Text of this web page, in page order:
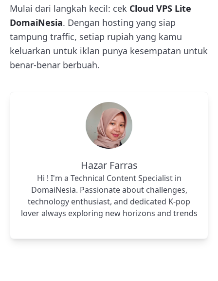
Mulai dari langkah kecil: cek Cloud VPS Lite
DomaiNesia. Dengan hosting yang siap
tampung traffic, setiap rupiah yang kamu
keluarkan untuk iklan punya kesempatan untuk
benar-benar berbuah.
Hazar Farras
Hi ! I'm a Technical Content Specialist in
DomaiNesia. Passionate about challenges,
technology enthusiast, and dedicated K-pop
lover always exploring new horizons and trends